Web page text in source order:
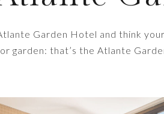
Garden Hotel and think
garden: that’s the Atlante